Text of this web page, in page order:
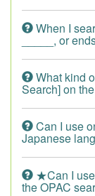
When I
_____, or
What kind
Search] on
Can I use
Japanese
★Can I
the OPAC